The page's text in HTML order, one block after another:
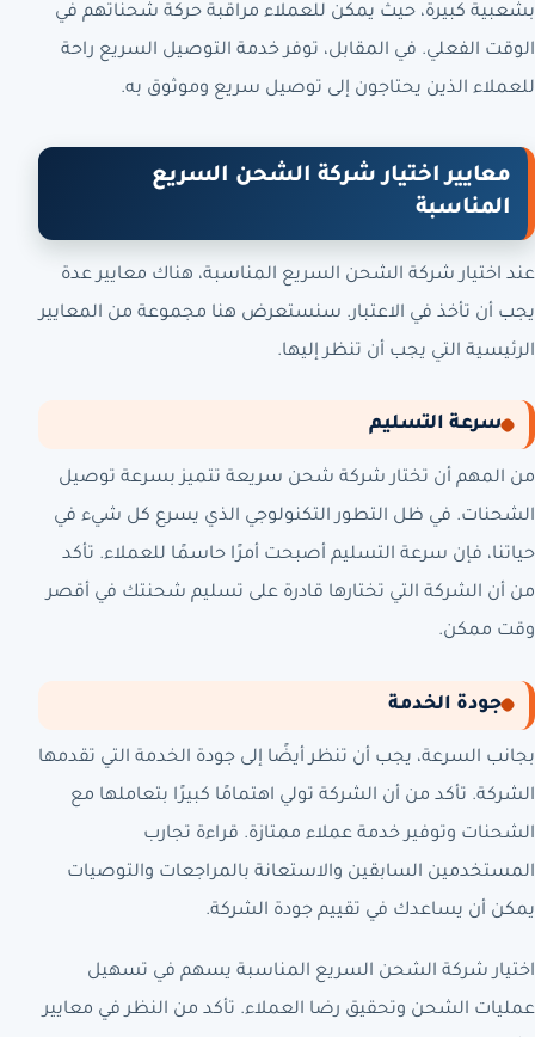
بشعبية كبيرة، حيث يمكن للعملاء مراقبة حركة شحناتهم في
الوقت الفعلي. في المقابل، توفر خدمة التوصيل السريع راحة
للعملاء الذين يحتاجون إلى توصيل سريع وموثوق به.
معايير اختيار شركة الشحن السريع
المناسبة
عند اختيار شركة الشحن السريع المناسبة، هناك معايير عدة
يجب أن تأخذ في الاعتبار. سنستعرض هنا مجموعة من المعايير
الرئيسية التي يجب أن تنظر إليها.
سرعة التسليم
من المهم أن تختار شركة شحن سريعة تتميز بسرعة توصيل
الشحنات. في ظل التطور التكنولوجي الذي يسرع كل شيء في
حياتنا، فإن سرعة التسليم أصبحت أمرًا حاسمًا للعملاء. تأكد
من أن الشركة التي تختارها قادرة على تسليم شحنتك في أقصر
وقت ممكن.
جودة الخدمة
بجانب السرعة، يجب أن تنظر أيضًا إلى جودة الخدمة التي تقدمها
الشركة. تأكد من أن الشركة تولي اهتمامًا كبيرًا بتعاملها مع
الشحنات وتوفير خدمة عملاء ممتازة. قراءة تجارب
المستخدمين السابقين والاستعانة بالمراجعات والتوصيات
يمكن أن يساعدك في تقييم جودة الشركة.
اختيار شركة الشحن السريع المناسبة يسهم في تسهيل
عمليات الشحن وتحقيق رضا العملاء. تأكد من النظر في معايير